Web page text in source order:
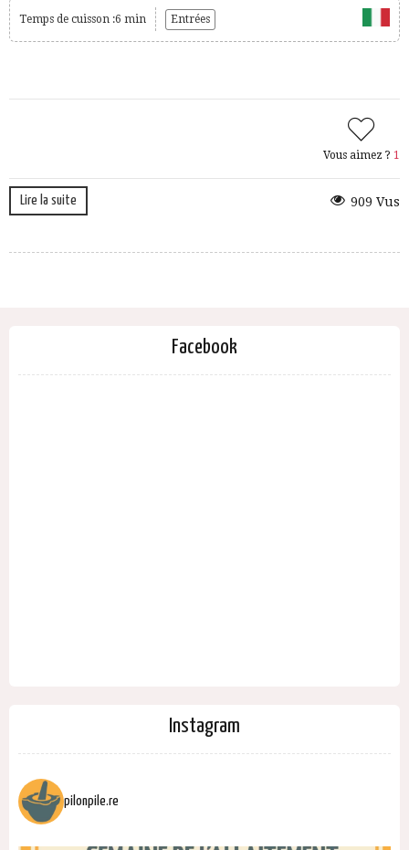
Temps de cuisson :6 min Entrées
Vous aimez ? 1
Lire la suite 909 Vus
Facebook
Instagram
pilonpile.re